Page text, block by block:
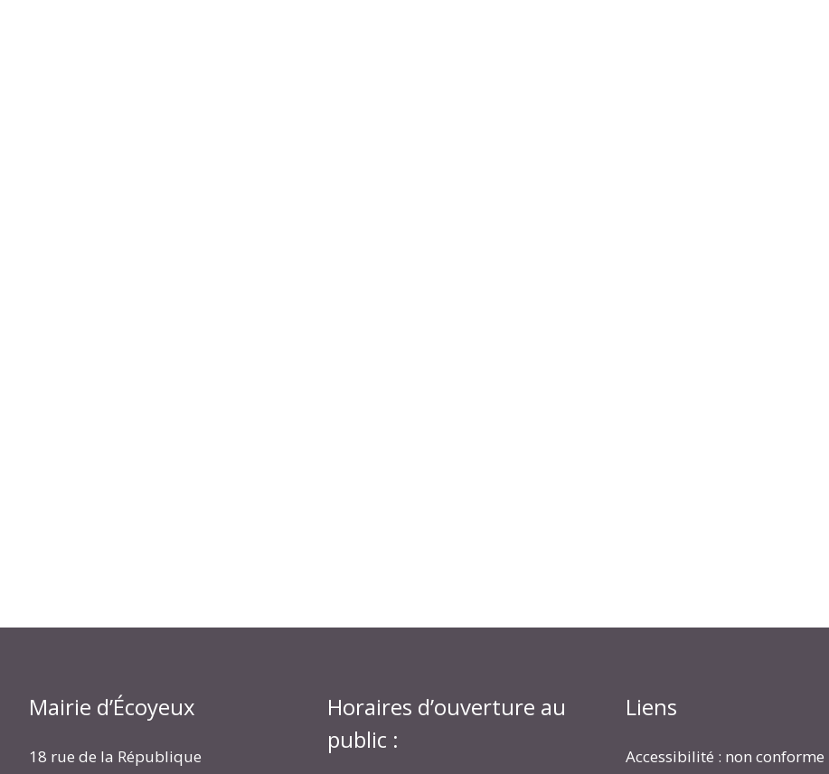
Mairie d’Écoyeux
18 rue de la République
Horaires d’ouverture au
public :
Liens
Accessibilité : non conforme